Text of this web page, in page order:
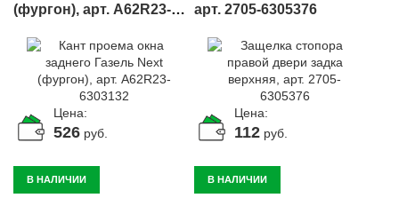
(фургон), арт. A62R23-
Цена:
526 руб.
В НАЛИЧИИ
арт. 2705-6305376
Цена:
112 руб.
В НАЛИЧИИ